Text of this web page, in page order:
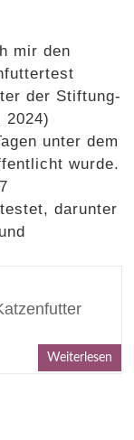
mir den
der Stiftung-
2024)
unter dem
wurde.
darunter
Weiterlesen